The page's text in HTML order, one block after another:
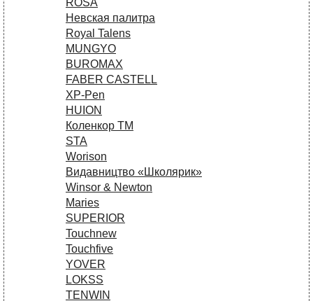
ROSA
Невская палитра
Royal Talens
MUNGYO
BUROMAX
FABER CASTELL
XP-Pen
HUION
Коленкор ТМ
STA
Worison
Видавництво «Школярик»
Winsor & Newton
Maries
SUPERIOR
Touchnew
Touchfive
YOVER
LOKSS
TENWIN